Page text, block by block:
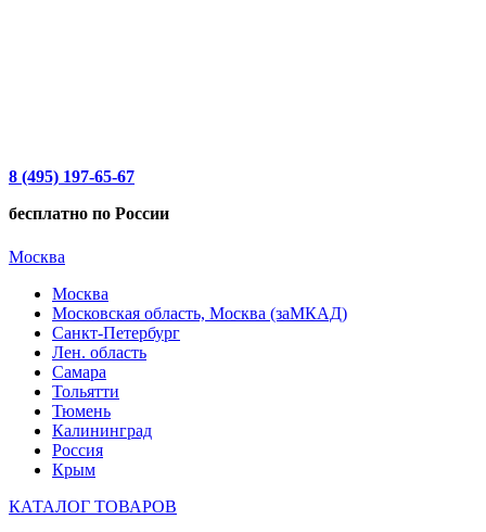
8 (495) 197-65-67
бесплатно по России
Москва
Москва
Московская область, Москва (заМКАД)
Санкт-Петербург
Лен. область
Самара
Тольятти
Тюмень
Калининград
Россия
Крым
КАТАЛОГ ТОВАРОВ